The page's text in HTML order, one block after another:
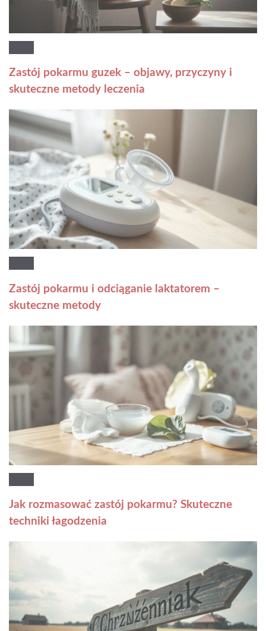
Zastój pokarmu guzek – objawy, przyczyny i
skuteczne metody leczenia
Zastój pokarmu i odciąganie laktatorem –
skuteczne metody
Jak rozmasować zastój pokarmu? Skuteczne
techniki łagodzenia